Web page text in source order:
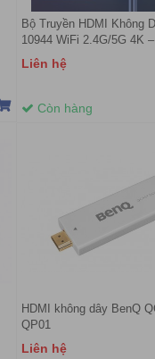
Bộ Truyền HDMI Không
10944 WiFi 2.4G/5G 4K
Điện Thoại+LapTop+Máy
lên Tivi
Liên hệ
Còn hàng
HDMI không dây BenQ
QP01
Liên hệ